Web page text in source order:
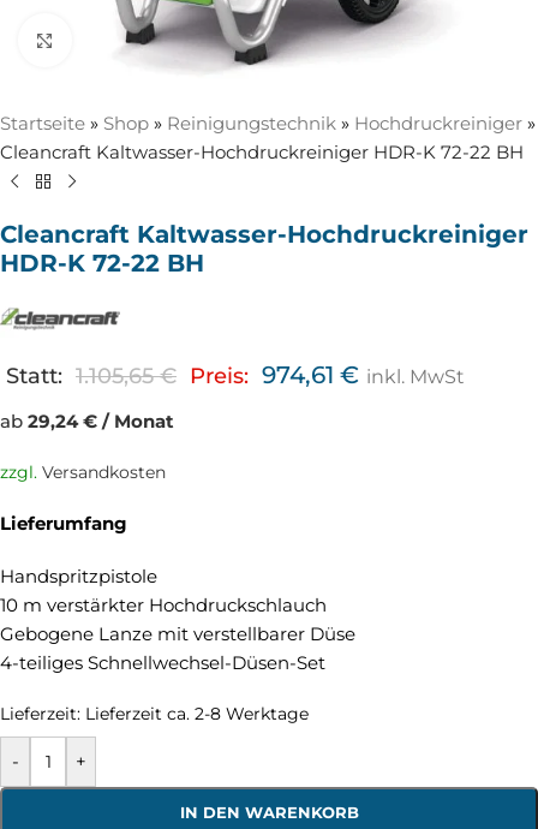
Zum Vergrößern anklicken
Startseite » Shop » Reinigungstechnik » Hochdruckreiniger »
Cleancraft Kaltwasser-Hochdruckreiniger HDR-K 72-22 BH
Cleancraft Kaltwasser-Hochdruckreiniger
HDR-K 72-22 BH
Statt: 1.105,65€ Preis: 974,61 € inkl. MwSt
ab 29,24 € / Monat
zzgl. Versandkosten
Lieferumfang
Handspritzpistole
10 m verstärkter Hochdruckschlauch
Gebogene Lanze mit verstellbarer Düse
4-teiliges Schnellwechsel-Düsen-Set
Lieferzeit: Lieferzeit ca. 2-8 Werktage
- +
IN DEN WARENKORB